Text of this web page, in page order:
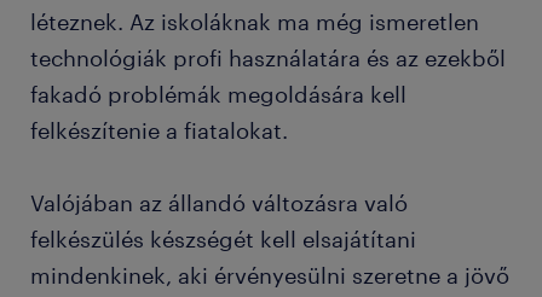
léteznek. Az iskoláknak ma még ismeretlen
technológiák profi használatára és az ezekből
fakadó problémák megoldására kell
felkészítenie a fiatalokat.
Valójában az állandó változásra való
felkészülés készségét kell elsajátítani
mindenkinek, aki érvényesülni szeretne a jövő